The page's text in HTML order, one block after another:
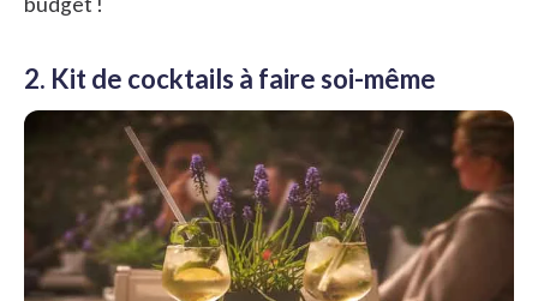
2. Kit de cocktails à faire soi-même